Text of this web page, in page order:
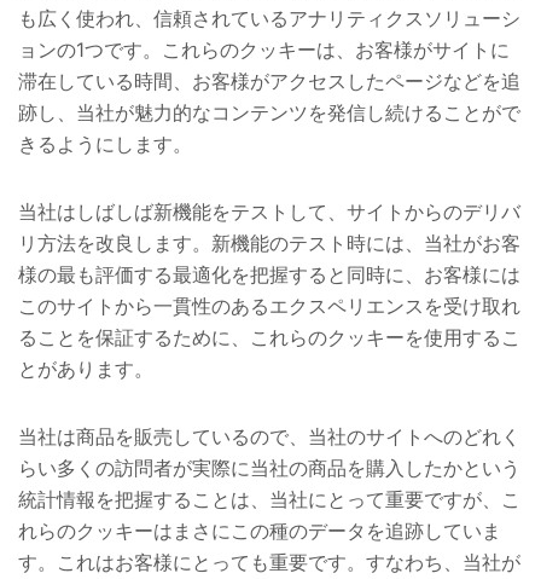
も広く使われ、信頼されているアナリティクスソリューシ
ョンの1つです。これらのクッキーは、お客様がサイトに
滞在している時間、お客様がアクセスしたページなどを追
跡し、当社が魅力的なコンテンツを発信し続けることがで
きるようにします。
当社はしばしば新機能をテストして、サイトからのデリバ
リ方法を改良します。新機能のテスト 時には、当社がお客
様の最も評価する最適化を把握すると同時に、お客様には
このサイトから一貫性のあるエクスペリエンスを受け取れ
ることを保証するために、これらのクッキーを使用するこ
とがあります。
当社は商品を販売しているので、当社のサイトへのどれく
らい多くの訪問者が実際に当社の商品を購入したかという
統計情報を把握することは、当社にとって重要ですが、こ
れらのクッキーはまさにこの種のデータを追跡していま
す。これはお客様にとっても重要です。すなわち、当社が